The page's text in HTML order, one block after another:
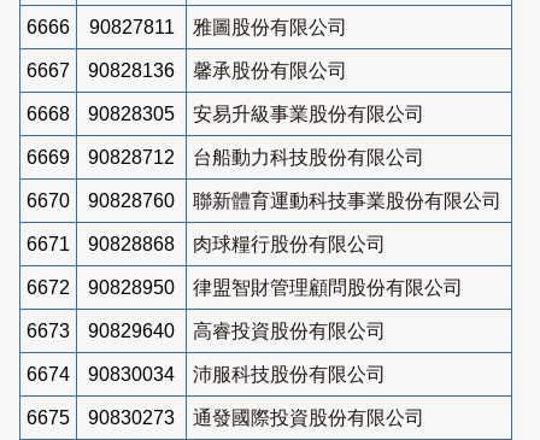
6666 90827811 雅圖股份有限公司
6667 90828136 馨承股份有限公司
6668 90828305 安易升級事業股份有限公司
6669 90828712 台船動力科技股份有限公司
6670 90828760 聯新體育運動科技事業股份有限公司
6671 90828868 肉球糧行股份有限公司
6672 90828950 律盟智財管理顧問股份有限公司
6673 90829640 高睿投資股份有限公司
6674 90830034 沛服科技股份有限公司
6675 90830273 通發國際投資股份有限公司